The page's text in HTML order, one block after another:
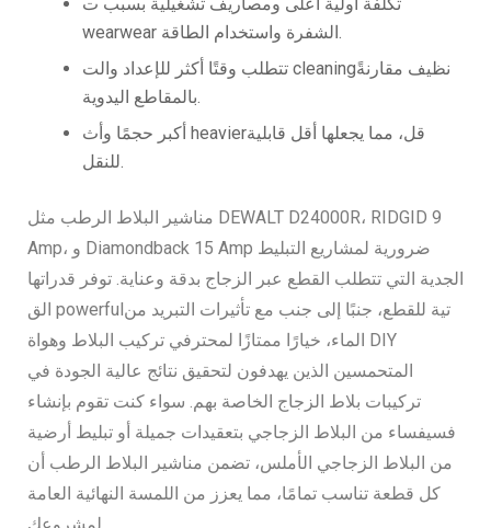
تتطلب وقتًا أكثر للإعداد والت cleaningنظيف مقارنةً
أكبر حجمًا وأث heavierقل، مما يجعلها أقل قابلية
مناشير البلاط الرطب مثل DEWALT D24000R، RIDGID 9
Amp، و Diamondback 15 Amp ضرورية لمشاريع التبليط
الجدية التي تتطلب القطع عبر الزجاج بدقة وعناية. توفر قدراتها
الق powerfulتية للقطع، جنبًا إلى جنب مع تأثيرات التبريد من
الماء، خيارًا ممتازًا لمحترفي تركيب البلاط وهواة DIY
المتحمسين الذين يهدفون لتحقيق نتائج عالية الجودة في
تركيبات بلاط الزجاج الخاصة بهم. سواء كنت تقوم بإنشاء
فسيفساء من البلاط الزجاجي بتعقيدات جميلة أو تبليط أرضية
من البلاط الزجاجي الأملس، تضمن مناشير البلاط الرطب أن
كل قطعة تناسب تمامًا، مما يعزز من اللمسة النهائية العامة